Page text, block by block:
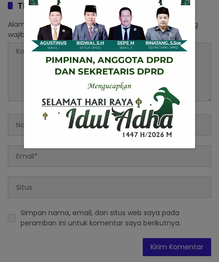
Tinggalkan Balasan
Alamat email Anda tidak akan dipublikasikan. Ruas yang
wajib ditandai*
Simpan nama, email, dan situs web saya pada
peramban ini untuk komentar saya berikutnya.